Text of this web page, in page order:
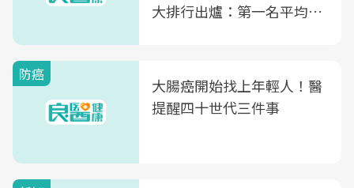
大排行出爐：第一名平均一
防癌
大腸癌開始找上年輕人！醫
提醒四十世代三件事